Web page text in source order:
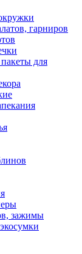
гарниров
для
зажимы